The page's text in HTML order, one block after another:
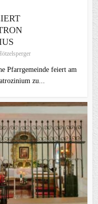
Pfarrgemeinde feiert am
zu...